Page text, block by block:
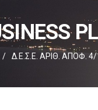
/
Δ.Ε.Σ.Ε. ΑΡΙΘ. ΑΠΟΦ. 4/